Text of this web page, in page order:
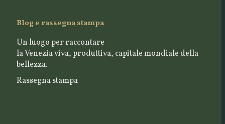
Blog e rassegna stampa
Un luogo per raccontare
la Venezia viva, produttiva, capitale mondiale della
bellezza.
Rassegna stampa